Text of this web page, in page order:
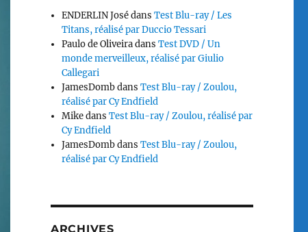
ENDERLIN JosédansTest Blu-ray / Les
Titans, réalisé par Duccio Tessari
Paulo de OliveiradansTest DVD / Un
monde merveilleux, réalisé par Giulio
Callegari
JamesDombdansTest Blu-ray / Zoulou,
réalisé par Cy Endfield
MikedansTest Blu-ray / Zoulou, réalisé par
Cy Endfield
JamesDombdansTest Blu-ray / Zoulou,
réalisé par Cy Endfield
ARCHIVES